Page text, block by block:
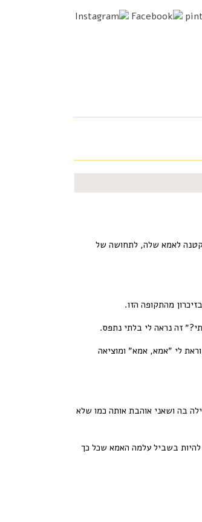
קטנה לאמא שלה, לתחושה של
מהתקופה הזו.
זה נראה לי בלתי נתפס.
לי ״אמא, אמא״ ומוציאה
בה ושאני אוהבת אותה כמו שלא
להיות בשביל עלמה האמא שכל כך